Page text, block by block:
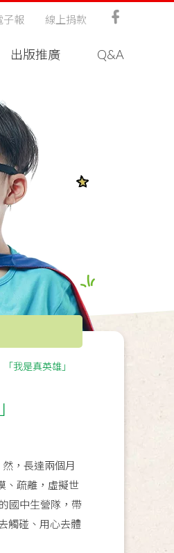
出版推廣 Q&A
子報 線上捐款
我是真英雄」
，長達兩個月
、疏離，虛擬世
國中生營隊，帶
觸碰、用心去體